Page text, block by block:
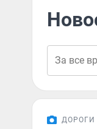
ДОРОГИ